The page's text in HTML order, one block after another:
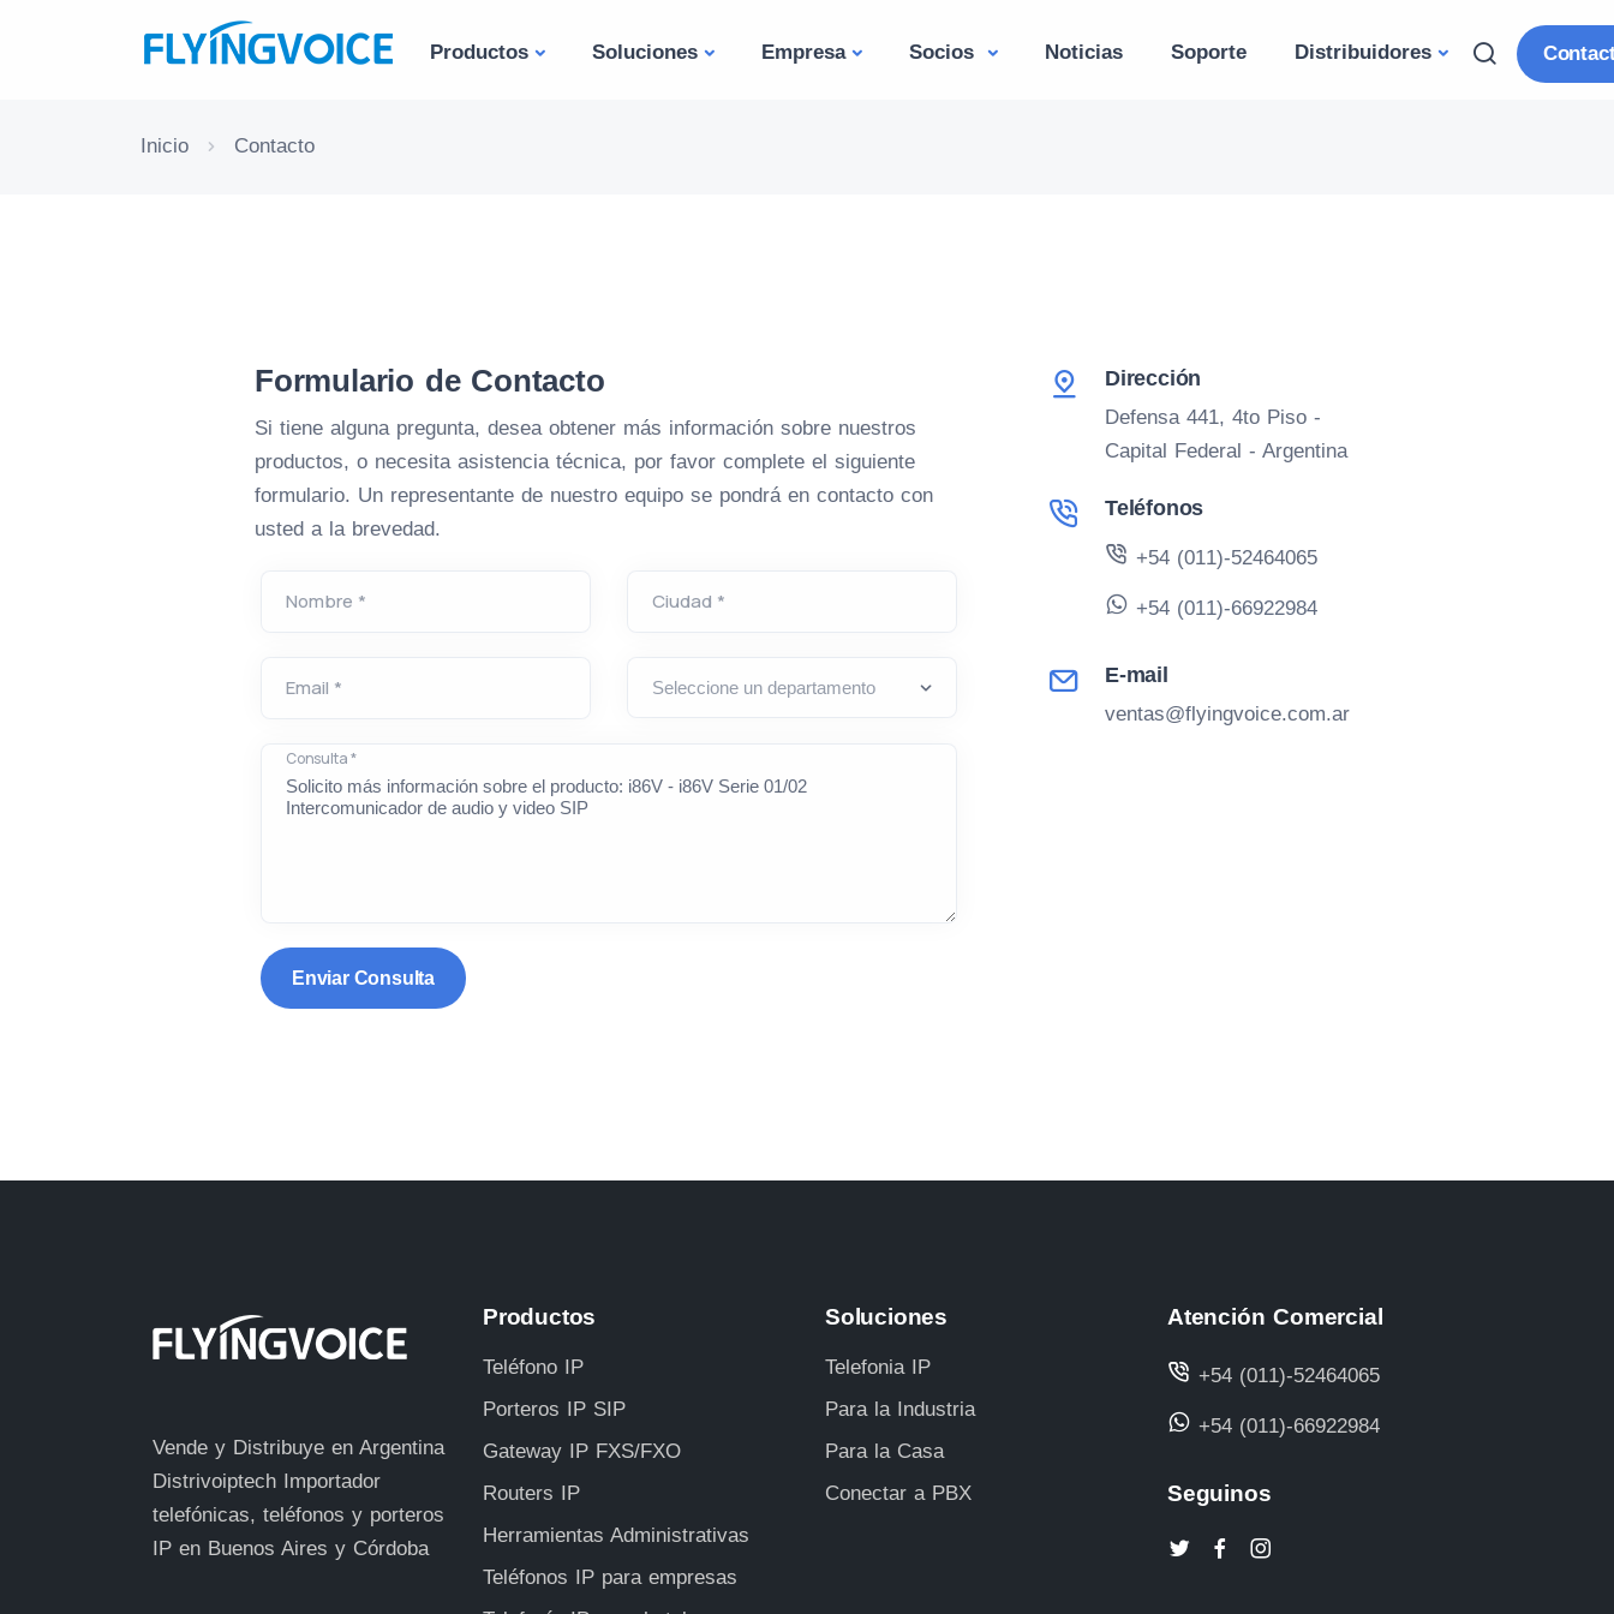
Productos Soluciones Empresa Socios Noticias Soporte Distribuidores
Inicio Contacto
Formulario de Contacto
Si tiene alguna pregunta, desea obtener más información sobre nuestros
productos, o necesita asistencia técnica, por favor complete el siguiente
formulario. Un representante de nuestro equipo se pondrá en contacto con
usted a la brevedad.
Nombre * Ciudad *
Email *
Consulta *
Dirección
Defensa 441, 4to Piso -
Capital Federal - Argentina
Teléfonos
+54 (011)-52464065
+54 (011)-66922984
E-mail
ventas@flyingvoice.com.ar
Vende y Distribuye en Argentina
Distrivoiptech Importador
telefónicas, teléfonos y porteros
IP en Buenos Aires y Córdoba
Productos
Teléfono IP
Porteros IP SIP
Gateway IP FXS/FXO
Routers IP
Herramientas Administrativas
Teléfonos IP para empresas
Soluciones
Telefonia IP
Para la Industria
Para la Casa
Conectar a PBX
Atención Comercial
+54 (011)-52464065
+54 (011)-66922984
Seguinos